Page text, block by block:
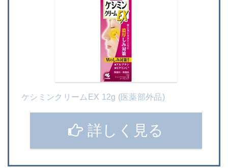
ケシミンクリームEX 12g (医薬部外品)
詳しく見る